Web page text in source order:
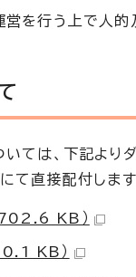
を行う上で人的
ては、下記よりダ
て直接配付します
KB）
KB）